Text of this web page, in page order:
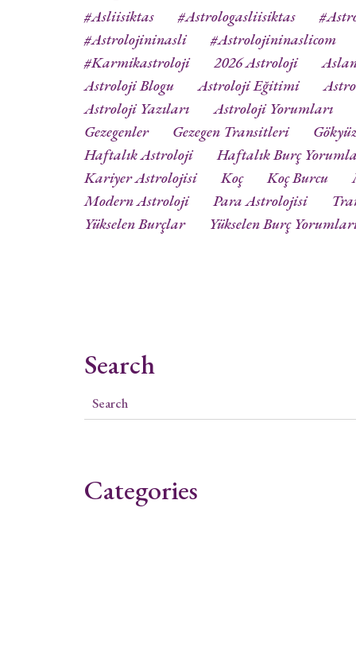
#asliisiktas #astrologasliisiktas
#astrolojininasli
#astrolojininaslicom
#karmikastroloji
2026 Astroloji
Astroloji Blogu
Astroloji Eğitimi
Astroloji Yazıları
Astroloji Yorumları
Gezegenler
Gezegen Transitleri
Haftalık Astroloji
Haftalık Burç
Kariyer Astrolojisi
Koç Koç Burcu
Modern Astroloji
Para Astrolojisi
Yükselen Burçlar
Yükselen Burç
Search
Categories